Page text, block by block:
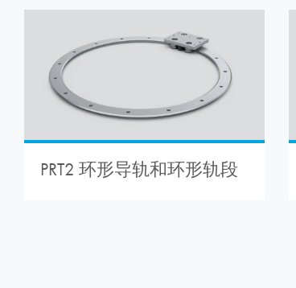
PRT2 环形导轨和环形轨段